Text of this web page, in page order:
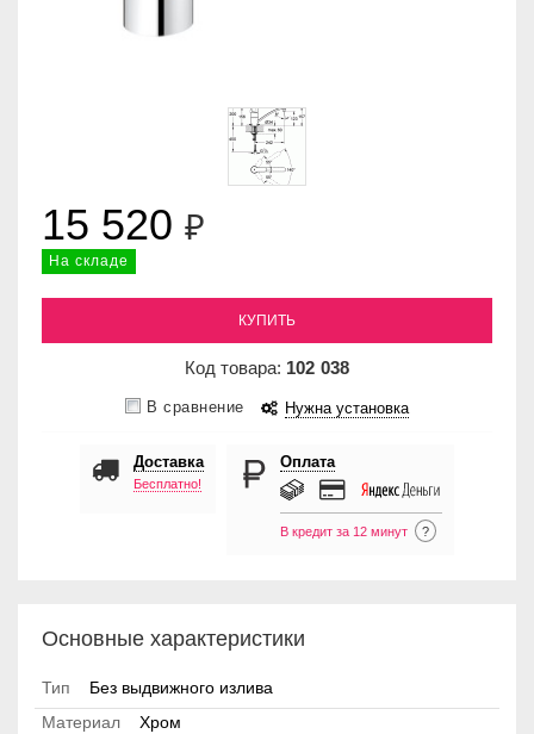
15 520 ₽
На складе
КУПИТЬ
Код товара: 102 038
В сравнение Нужна установка
Доставка
Бесплатно!
Оплата
В кредит за 12 минут ?
Основные характеристики
Тип
Без выдвижного излива
Материал
Хром